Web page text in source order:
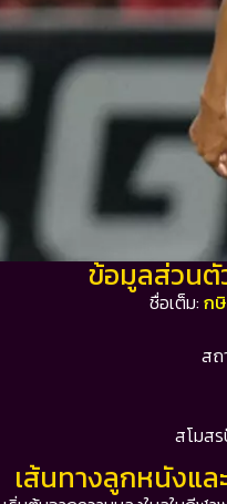
ข้อมูลส่วนตั
ชื่อเต็ม: ก
สถ
สโมส
เส้นทางลูกหนังแ